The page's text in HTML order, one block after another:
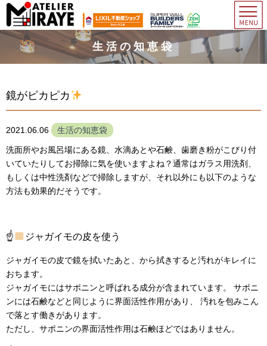
生活の知恵袋
鏡がピカピカ
2021.06.06 生活の知恵袋
洗面所やお風呂場にある鏡、水滴あとや石鹸、歯磨き粉がこびり付
いていたりしてお掃除に気を使いますよね？通常はガラス用洗剤、
もしくは中性洗剤などで掃除しますが、それ以外にも以下のような
方法も効果的だそうです。
☝ ジャガイモの皮を使う
ジャガイモの皮で鏡を拭いたあと、から拭きすると汚れがキレイに
おちます。
ジャガイモにはサポニンと呼ばれる成分が含まれています。 サポニ
ンには石鹸などと同じように界面活性作用があり、 汚れを包みこん
で落とす働きがあります。
ただし、サポニンの界面活性作用は石鹸ほどではありません。